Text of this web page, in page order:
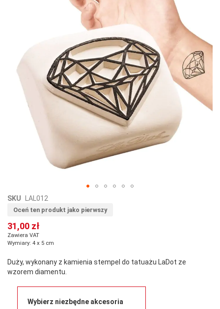
Przejdź
na
galerii
SKU LAL012
Oceń ten produkt jako pierwszy
31,00 zł
Zawiera VAT
Wymiary: 4 x 5 cm
Duży, wykonany z kamienia stempel do tatuażu LaDot ze
wzorem diamentu.
Wybierz niezbędne akcesoria